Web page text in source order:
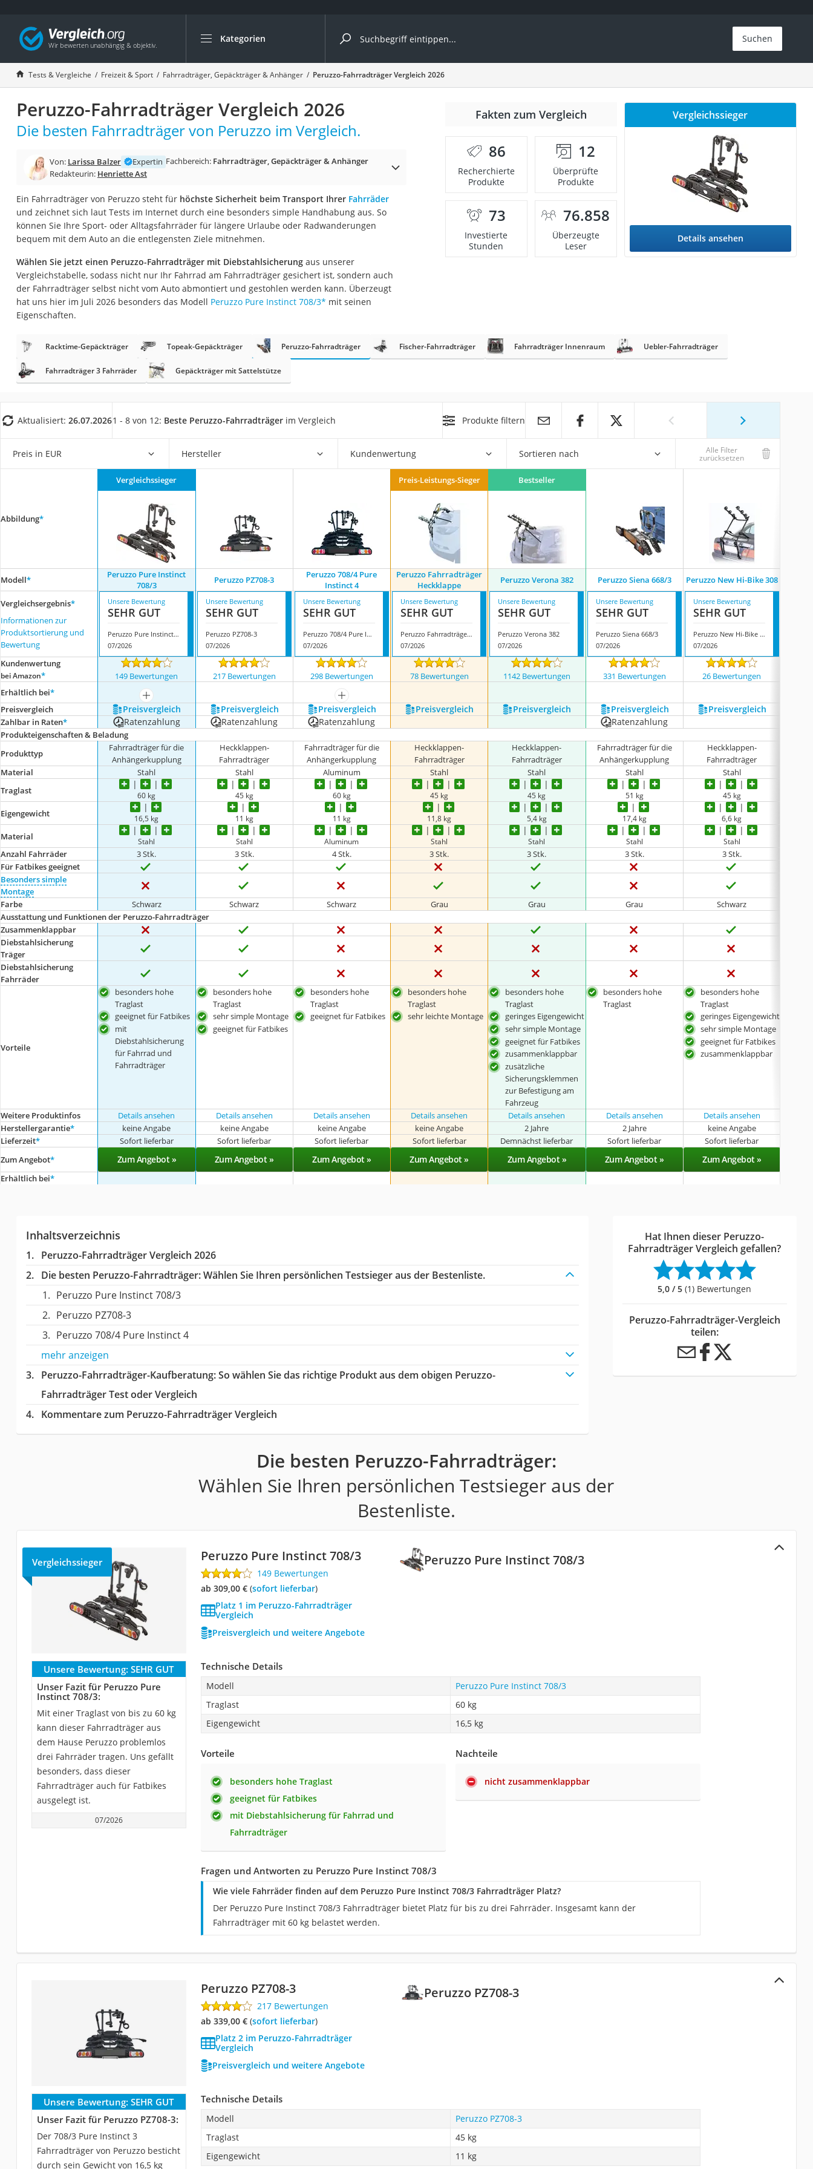
Kategorien
Die beliebtesten Vergleiche nach Kategorie
Freizeit & Sport
Gartentrampolin
Trampolin
Metalldetektor
Trampolin 366 cm
Aluminium-Koffer
Futterboot
Air Bike
E-Bike-Dreirad
Trekkingschuhe Herren
Reisetasche mit Rollen
Nachtsichtgerät
Faltschloss
Vibrationsplatte
Sicherheitsweste Reiten
Service
Suchen
Tests & Vergleiche Freizeit & Sport Fahrradträger, Gepäckträger & Anhänger Peruzzo-Fahrradträger Vergleich 2026
Peruzzo-Fahrradträger Vergleich 2026
Die besten Fahrradträger von Peruzzo im Vergleich.
Von: Larissa Balzer Expertin Fachbereich: Fahrradträger, Gepäckträger & Anhänger
Redakteurin: Henriette Ast
Ein Fahrradträger von Peruzzo steht für höchste Sicherheit beim Transport Ihrer Fahrräder
und zeichnet sich laut Tests im Internet durch eine besonders simple Handhabung aus. So
können Sie Ihre Sport- oder Alltagsfahrräder für längere Urlaube oder Radwanderungen
bequem mit dem Auto an die entlegensten Ziele mitnehmen.
Wählen Sie jetzt einen Peruzzo-Fahrradträger mit Diebstahlsicherungaus unserer
Vergleichstabelle, sodass nicht nur Ihr Fahrrad am Fahrradträger gesichert ist, sondern auch
der Fahrradträger selbst nicht vom Auto abmontiert und gestohlen werden kann. Überzeugt
hat uns hier im Juli 2026 besonders das Modell Peruzzo Pure Instinct 708/3* mit seinen
Eigenschaften.
Fakten zum Vergleich
86
Recherchierte
Produkte
12
Überprüfte
Produkte
73
Investierte
Stunden
76.858
Überzeugte
Leser
Vergleichssieger
Details ansehen
Racktime-Gepäckträger Topeak-Gepäckträger Peruzzo-Fahrradträger Fischer-Fahrradträger Fahrradträger Innenraum Uebler-Fahrradträger
Fahrradträger 3 Fahrräder Gepäckträger mit Sattelstütze
Aktualisiert: 26.07.20261 - 8 von 12: Beste Peruzzo-Fahrradträger im Vergleich Produkte filtern
Preis in EUR Hersteller Kundenwertung Sortieren nach Alle Filter
zurücksetzen
Abbildung*
Vergleichssieger Preis-Leistungs-Sieger Bestseller
Modell*
Peruzzo Pure Instinct
708/3
Peruzzo PZ708-3
Peruzzo 708/4 Pure
Instinct 4
Peruzzo Fahrradträger
Heckklappe
Peruzzo Verona 382 Peruzzo Siena 668/3 Peruzzo New Hi-Bike 308
Vergleichsergebnis*
Informationen zur
Produktsortierung und
Bewertung
Unsere Bewertung
SEHR GUT
Peruzzo Pure Instinct 708/3
07/2026
Unsere Bewertung
SEHR GUT
Peruzzo PZ708-3
07/2026
Unsere Bewertung
SEHR GUT
Peruzzo 708/4 Pure Instinct 4
07/2026
Unsere Bewertung
SEHR GUT
Peruzzo Fahrradträger Heckklappe
07/2026
Unsere Bewertung
SEHR GUT
Peruzzo Verona 382
07/2026
Unsere Bewertung
SEHR GUT
Peruzzo Siena 668/3
07/2026
Unsere Bewertung
SEHR GUT
Peruzzo New Hi-Bike 308
07/2026
Kundenwertung
bei Amazon* 149 Bewertungen 217 Bewertungen 298 Bewertungen 78 Bewertungen 1142 Bewertungen 331 Bewertungen 26 Bewertungen
Erhältlich bei*
mehr anzeigen
mehr anzeigen
Preis­vergleich
Preis­vergleich Preis­vergleich Preis­vergleich Preis­vergleich Preis­vergleich Preis­vergleich Preis­vergleich
Zahlbar in Raten* Ratenzahlung Ratenzahlung Ratenzahlung Ratenzahlung
Produkteigenschaften & Beladung
Produkttyp
Fahrradträger für die
Anhängerkupplung
Heckklappen-
Fahrradträger
Fahrradträger für die
Anhängerkupplung
Heckklappen-
Fahrradträger
Heckklappen-
Fahrradträger
Fahrradträger für die
Anhängerkupplung
Heckklappen-
Fahrradträger
Material
Stahl Stahl Aluminum Stahl Stahl Stahl Stahl
Traglast
60 kg 45 kg 60 kg 45 kg 45 kg 51 kg 45 kg
Eigengewicht 16,5 kg 11 kg 11 kg 11,8 kg 5,4 kg 17,4 kg 6,6 kg
Material Stahl Stahl Aluminum Stahl Stahl Stahl Stahl
Anzahl Fahrräder 3 Stk. 3 Stk. 4 Stk. 3 Stk. 3 Stk. 3 Stk.
3 Stk.
Für Fatbikes geeignet
Besonders simple
Montage
Farbe
Schwarz Schwarz Schwarz Grau Grau Grau
Schwarz
Ausstattung und Funktionen der Peruzzo-Fahrradträger
Zusammenklappbar
Diebstahlsicherung
Träger
Diebstahlsicherung
Fahrräder
Vorteile
besonders hohe
Traglast
geeignet für Fatbikes
mit
Diebstahlsicherung
für Fahrrad und
Fahrradträger
besonders hohe
Traglast
sehr simple Montage
geeignet für Fatbikes
besonders hohe
Traglast
geeignet für Fatbikes
besonders hohe
Traglast
sehr leichte Montage
besonders hohe
Traglast
geringes Eigengewicht
sehr simple Montage
geeignet für Fatbikes
zusammenklappbar
zusätzliche
Sicherungsklemmen
zur Befestigung am
Fahrzeug
besonders hohe
Traglast
besonders hohe
Traglast
geringes Eigengewicht
sehr simple Montage
geeignet für Fatbikes
zusammenklappbar
Weitere Produktinfos Details ansehen Details ansehen Details ansehen Details ansehen Details ansehen Details ansehen
Details ansehen
Herstellergarantie* keine Angabe keine Angabe keine Angabe keine Angabe 2 Jahre 2 Jahre keine Angabe
Lieferzeit* Sofort lieferbar Sofort lieferbar Sofort lieferbar Sofort lieferbar Demnächst lieferbar Sofort lieferbar Sofort lieferbar
Zum Angebot* Zum Angebot » Zum Angebot » Zum Angebot » Zum Angebot » Zum Angebot » Zum Angebot » Zum Angebot »
Erhältlich bei*
Inhaltsverzeichnis
Peruzzo-Fahrradträger Vergleich 2026
Die besten Peruzzo-Fahrradträger:Wählen Sie Ihren persönlichen Testsieger aus der Bestenliste.
Peruzzo Pure Instinct 708/3
Peruzzo PZ708-3
Peruzzo 708/4 Pure Instinct 4
mehr anzeigen
Peruzzo-Fahrradträger-Kaufberatung: So wählen Sie das richtige Produkt aus dem obigen Peruzzo-
Fahrradträger Test oder Vergleich
Kommentare zum Peruzzo-Fahrradträger Vergleich
Hat Ihnen dieser Peruzzo-
Fahrradträger Vergleich gefallen?
5,0 / 5 (1) Bewertungen
Peruzzo-Fahrradträger-Vergleich
teilen:
Die besten Peruzzo-Fahrradträger:
Wählen Sie Ihren persönlichen Testsieger aus der
Bestenliste.
Peruzzo Pure Instinct 708/3
Vergleichssieger Peruzzo Pure Instinct 708/3
149 Bewertungen
ab 309,00 €( Sofort lieferbar)
Platz 1 im Peruzzo-Fahrradträger
Vergleich
Preisvergleich und weitere Angebote
Unsere Bewertung: SEHR GUT
Unser Fazit für Peruzzo Pure
Instinct 708/3:
Mit einer Traglast von bis zu 60 kg
kann dieser Fahrradträger aus
dem Hause Peruzzo problemlos
drei Fahrräder tragen. Uns gefällt
besonders, dass dieser
Fahrradträger auch für Fatbikes
ausgelegt ist.
07/2026
Technische Details
Modell
Peruzzo Pure Instinct 708/3
Traglast
60 kg
Eigengewicht
16,5 kg
Vorteile
besonders hohe Traglast
geeignet für Fatbikes
mit Diebstahlsicherung für Fahrrad und
Fahrradträger
Nachteile
nicht zusammenklappbar
Fragen und Antworten zu Peruzzo Pure Instinct 708/3
Wie viele Fahrräder finden auf dem Peruzzo Pure Instinct 708/3 Fahrradträger Platz?
Der Peruzzo Pure Instinct 708/3 Fahrradträger bietet Platz für bis zu drei Fahrräder. Insgesamt kann der
Fahrradträger mit 60 kg belastet werden.
Peruzzo PZ708-3
Peruzzo PZ708-3
217 Bewertungen
ab 339,00 €( Sofort lieferbar)
Platz 2 im Peruzzo-Fahrradträger
Vergleich
Preisvergleich und weitere Angebote
Unsere Bewertung: SEHR GUT
Unser Fazit für Peruzzo PZ708-3:
Der 708/3 Pure Instinct 3
Fahrradträger von Peruzzo besticht
durch sein Gewicht von 16,5 kg
Technische Details
Modell
Peruzzo PZ708-3
Traglast
45 kg
Eigengewicht
11 kg